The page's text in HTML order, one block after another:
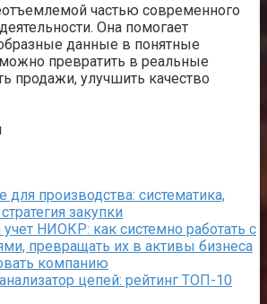
частью современного
Она помогает
данные в понятные
превратить в реальные
продажи, улучшить качество
для производства: систематика,
закупки
НИОКР: как системно работать с
превращать их в активы бизнеса
компанию
цепей: рейтинг ТОП-10